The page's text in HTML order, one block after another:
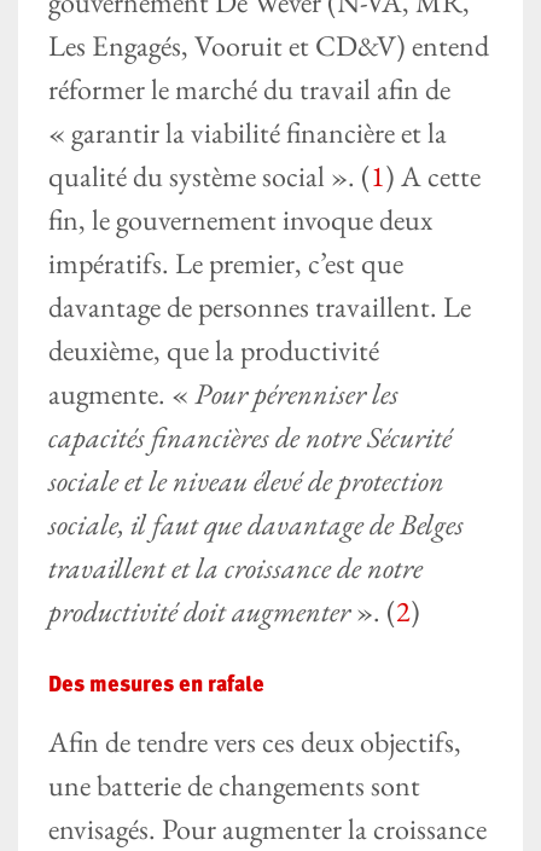
Les Engagés, Vooruit et CD&V) entend
réformer le marché du travail afin de
« garantir la viabilité financière et la
qualité du système social ». (1) A cette
fin, le gouvernement invoque deux
impératifs. Le premier, c’est que
davantage de personnes travaillent. Le
deuxième, que la productivité
augmente. «Pour pérenniser les
capacités financières de notre Sécurité
sociale et le niveau élevé de protection
sociale, il faut que davantage de Belges
travaillent et la croissance de notre
productivité doit augmenter». (2)
Des mesures en rafale
Afin de tendre vers ces deux objectifs,
une batterie de changements sont
envisagés. Pour augmenter la croissance